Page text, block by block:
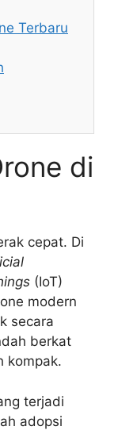
Terbaru
di
cepat. Di
(IoT)
modern
secara
berkat
kompak.
terjadi
adopsi